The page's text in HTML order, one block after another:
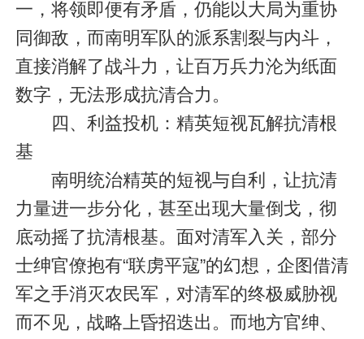
一，将领即便有矛盾，仍能以大局为重协
同御敌，而南明军队的派系割裂与内斗，
直接消解了战斗力，让百万兵力沦为纸面
数字，无法形成抗清合力。
四、利益投机：精英短视瓦解抗清根
基
南明统治精英的短视与自利，让抗清
力量进一步分化，甚至出现大量倒戈，彻
底动摇了抗清根基。面对清军入关，部分
士绅官僚抱有“联虏平寇”的幻想，企图借清
军之手消灭农民军，对清军的终极威胁视
而不见，战略上昏招迭出。而地方官绅、